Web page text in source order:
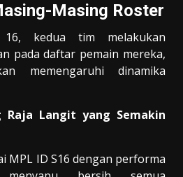
Masing Roster
16, kedua tim melakukan
pada daftar pemain mereka,
memengaruhi dinamika
Raja Langit yang Semakin
MPL ID S16 dengan performa